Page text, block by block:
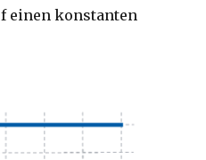
einen konstanten